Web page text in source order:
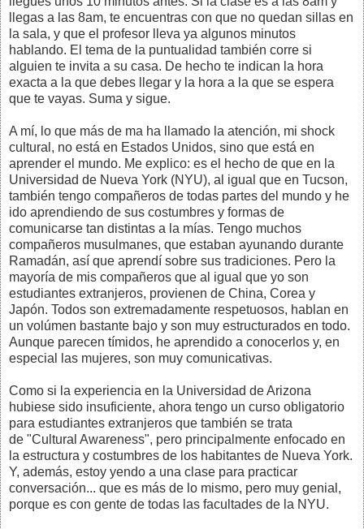
llegas a las 8am, te encuentras con que no quedan sillas en
la sala, y que el profesor lleva ya algunos minutos
hablando. El tema de la puntualidad también corre si
alguien te invita a su casa. De hecho te indican la hora
exacta a la que debes llegar y la hora a la que se espera
que te vayas. Suma y sigue.
A mí, lo que más de ma ha llamado la atención, mi shock
cultural, no está en Estados Unidos, sino que está en
aprender el mundo. Me explico: es el hecho de que en la
Universidad de Nueva York (NYU), al igual que en Tucson,
también tengo compañeros de todas partes del mundo y he
ido aprendiendo de sus costumbres y formas de
comunicarse tan distintas a la mías. Tengo muchos
compañeros musulmanes, que estaban ayunando durante
Ramadán, así que aprendí sobre sus tradiciones. Pero la
mayoría de mis compañeros que al igual que yo son
estudiantes extranjeros, provienen de China, Corea y
Japón. Todos son extremadamente respetuosos, hablan en
un volúmen bastante bajo y son muy estructurados en todo.
Aunque parecen tímidos, he aprendido a conocerlos y, en
especial las mujeres, son muy comunicativas.
Como si la experiencia en la Universidad de Arizona
hubiese sido insuficiente, ahora tengo un curso obligatorio
para estudiantes extranjeros que también se trata
de "Cultural Awareness", pero principalmente enfocado en
la estructura y costumbres de los habitantes de Nueva York.
Y, además, estoy yendo a una clase para practicar
conversación... que es más de lo mismo, pero muy genial,
porque es con gente de todas las facultades de la NYU.